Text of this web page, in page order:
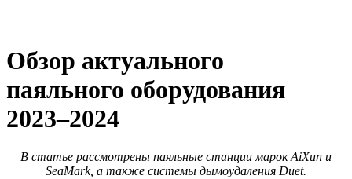
Обзор актуального
паяльного оборудования
2023–2024
В статье рассмотрены паяльные станции марок AiXun и
SeaMark, а также системы дымоудаления Duet.